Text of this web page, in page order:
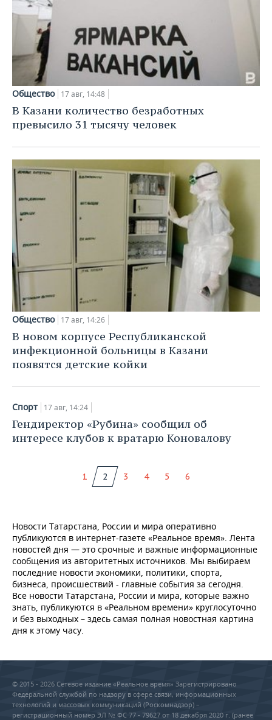
Общество 17 авг, 14:48
В Казани количество безработных
превысило 31 тысячу человек
Общество 17 авг, 14:26
В новом корпусе Республиканской
инфекционной больницы в Казани
появятся детские койки
Спорт 17 авг, 14:24
Гендиректор «Рубина» сообщил об
интересе клубов к вратарю Коновалову
1 2 3 4 5 6
Новости Татарстана, России и мира оперативно
публикуются в интернет-газете «Реальное время». Лента
новостей дня — это срочные и важные информационные
сообщения из авторитетных источников. Мы выбираем
последние новости экономики, политики, спорта,
бизнеса, происшествий - главные события за сегодня.
Все новости Татарстана, России и мира, которые важно
знать, публикуются в «Реальном времени» круглосуточно
и без выходных – здесь самая полная новостная картина
дня к этому часу.
© 2015 - 2026 Сетевое издание «Реальное время» Зарегистрировано
Федеральной службой по надзору в сфере связи, информационных
технологий и массовых коммуникаций (Роскомнадзор) –
регистрационный номер ЭЛ № ФС 77 - 79627 от 18 декабря 2020 г. (ранее